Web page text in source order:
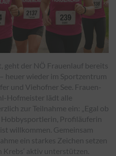
geht der NÖ Frauenlauf bereits
heuer wieder im Sportzentrum
und Viehofner See. Frauen-
Hofmeister lädt alle
zur Teilnahme ein: „Egal ob
Hobbysportlerin, Profiläuferin
willkommen. Gemeinsam
ein starkes Zeichen setzen
Krebs‘ aktiv unterstützen.